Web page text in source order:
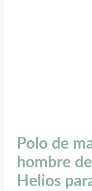
Polo de
hombre
Helios